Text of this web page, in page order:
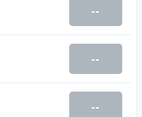
--
--
--